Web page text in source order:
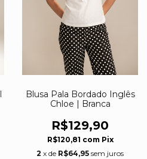
Blusa Pala Bordado Inglês
Chloe | Branca
R$129,90
R$120,81 com Pix
2 x de R$64,95 sem juros